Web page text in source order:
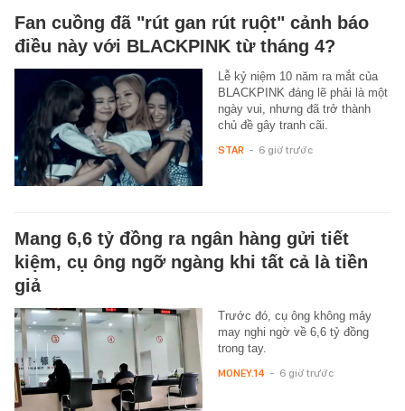
Fan cuồng đã "rút gan rút ruột" cảnh báo
điều này với BLACKPINK từ tháng 4?
Lễ kỷ niệm 10 năm ra mắt của
BLACKPINK đáng lẽ phải là một
ngày vui, nhưng đã trở thành
chủ đề gây tranh cãi.
STAR - 6 giờ trước
Mang 6,6 tỷ đồng ra ngân hàng gửi tiết
kiệm, cụ ông ngỡ ngàng khi tất cả là tiền
giả
Trước đó, cụ ông không mảy
may nghi ngờ về 6,6 tỷ đồng
trong tay.
MONEY.14 - 6 giờ trước